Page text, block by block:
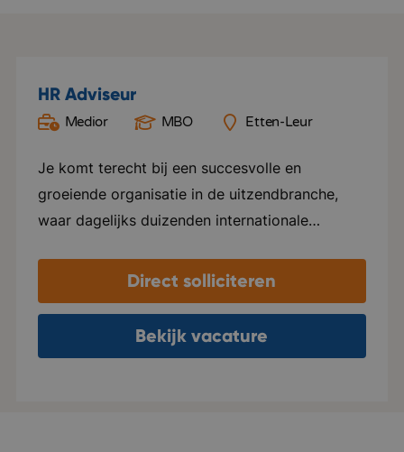
HR Adviseur
Medior MBO Etten-Leur
Je komt terecht bij een succesvolle en
groeiende organisatie in de uitzendbranche,
waar dagelijks duizenden internationale
opdrachtgevers binnen onder andere de
voedingsindustrie, logistiek, techniek en
glastuinbouw. Vanuit het moderne
hoofdkantoor werk je samen met een
Direct solliciteren
Bekijk vacature